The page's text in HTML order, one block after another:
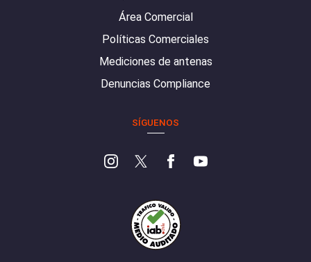
Área Comercial
Políticas Comerciales
Mediciones de antenas
Denuncias Compliance
SÍGUENOS